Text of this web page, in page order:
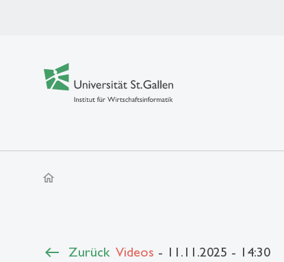
home
Zurück Videos - 11.11.2025 - 14:30